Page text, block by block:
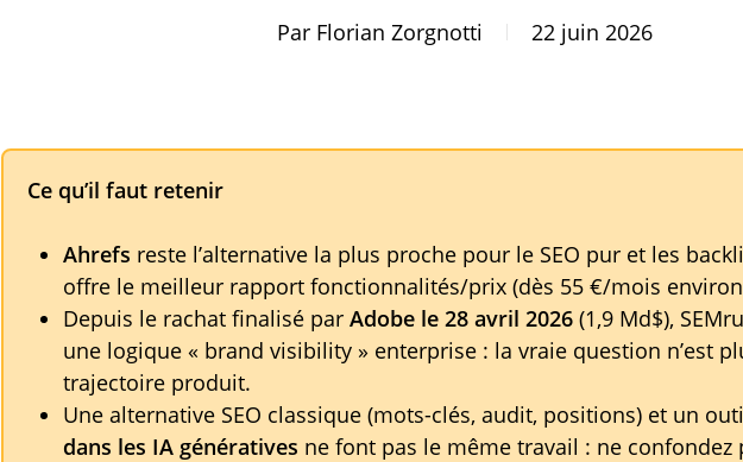
Par Florian Zorgnotti 22 juin 2026
Ce qu’il faut retenir
Ahrefs reste l’alternative la plus proche pour le SEO pur et les
offre le meilleur rapport fonctionnalités/prix (dès 55 €/mois
Depuis le rachat finalisé par Adobe le 28 avril 2026 (1,9 Md$),
une logique « brand visibility » enterprise : la vraie question n’est
trajectoire produit.
Une alternative SEO classique (mots-clés, audit, positions) et un
dans les IA génératives ne font pas le même travail : ne confondez